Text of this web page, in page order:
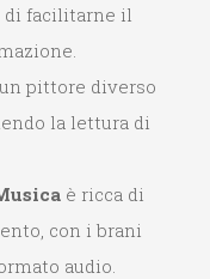
di facilitarne il
pittore diverso
la lettura di
è ricca di
con i brani
audio.